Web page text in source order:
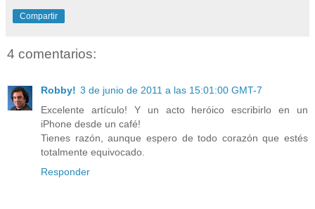
Compartir
4 comentarios:
Robby! 3 de junio de 2011 a las 15:01:00 GMT-7
Excelente artículo! Y un acto heróico escribirlo en un
iPhone desde un café!
Tienes razón, aunque espero de todo corazón que estés
totalmente equivocado.
Responder